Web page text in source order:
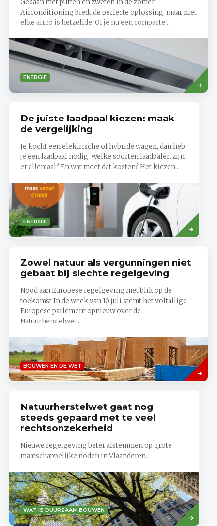
Gedaan met puffen en zweten in de zomer!
Airconditioning biedt de perfecte oplossing, maar niet
elke airco is hetzelfde. Of je nu een compacte...
ENERGIE
Read
more
De juiste laadpaal kiezen: maak
de vergelijking
Je kocht een elektrische of hybride wagen, dan heb
je een laadpaal nodig. Welke soorten laadpalen zijn
er allemaal? En wat moet dat kosten? Het kiezen...
ENERGIE
Read
more
Zowel natuur als vergunningen niet
gebaat bij slechte regelgeving
Nood aan Europese regelgeving met blik op de
toekomst In de week van 10 juli stemt het voltallige
Europese parlement opnieuw over de
Natuurherstelwet...
BOUWEN EN DE WET
Lees
meer
Natuurherstelwet gaat nog
steeds gepaard met te veel
rechtsonzekerheid
Nieuwe regelgeving beter afstemmen op grote
maatschappelijke noden in Vlaanderen.
WAT IS DUURZAAM BOUWEN
Lees
meer